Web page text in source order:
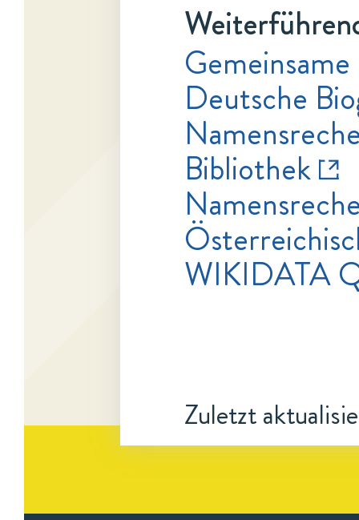
Deutsche
Bibliothek
WIKIDATA
Zuletzt